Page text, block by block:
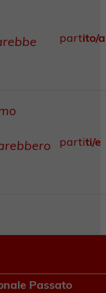
partito/a
partiti/e
Passato